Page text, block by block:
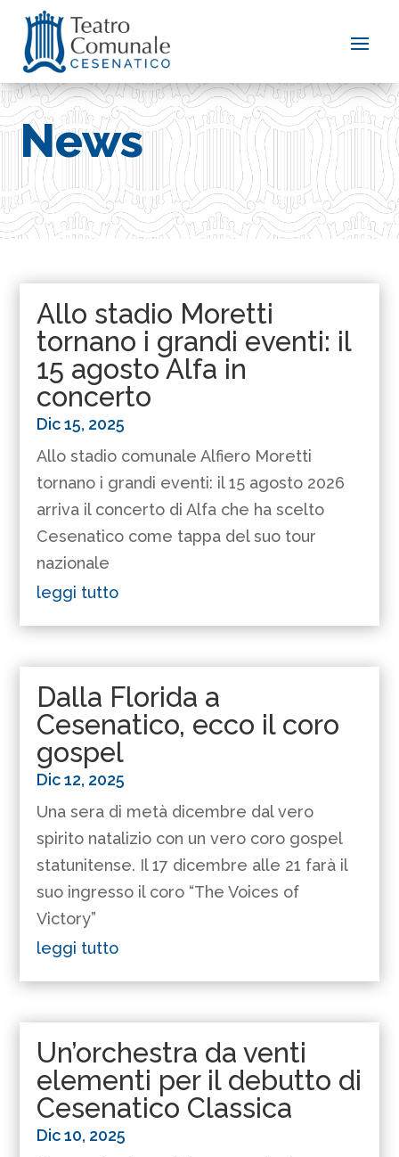
News
Allo stadio Moretti
tornano i grandi eventi: il
15 agosto Alfa in
concerto
Dic 15, 2025
Allo stadio comunale Alfiero Moretti
tornano i grandi eventi: il 15 agosto 2026
arriva il concerto di Alfa che ha scelto
Cesenatico come tappa del suo tour
nazionale
leggi tutto
Dalla Florida a
Cesenatico, ecco il coro
gospel
Dic 12, 2025
Una sera di metà dicembre dal vero
spirito natalizio con un vero coro gospel
statunitense. Il 17 dicembre alle 21 farà il
suo ingresso il coro “The Voices of
Victory”
leggi tutto
Un’orchestra da venti
elementi per il debutto di
Cesenatico Classica
Dic 10, 2025